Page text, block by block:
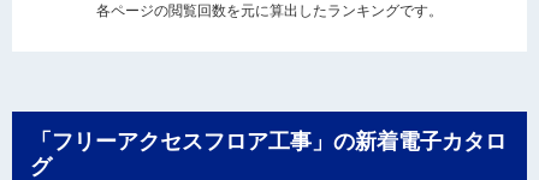
各ページの閲覧回数を元に算出したランキングです。
「フリーアクセスフロア工事」の新着電子カタロ
グ